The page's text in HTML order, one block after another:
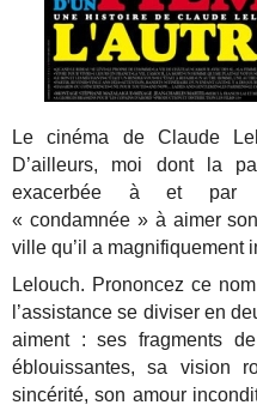
Le cinéma de Claude
D’ailleurs, moi dont la
exacerbée à et par
« condamnée » à aimer
ville qu’il a magnifiquement
Lelouch. Prononcez ce
l’assistance se diviser en
aiment : ses fragments
éblouissantes, sa vision
sincérité, son amour